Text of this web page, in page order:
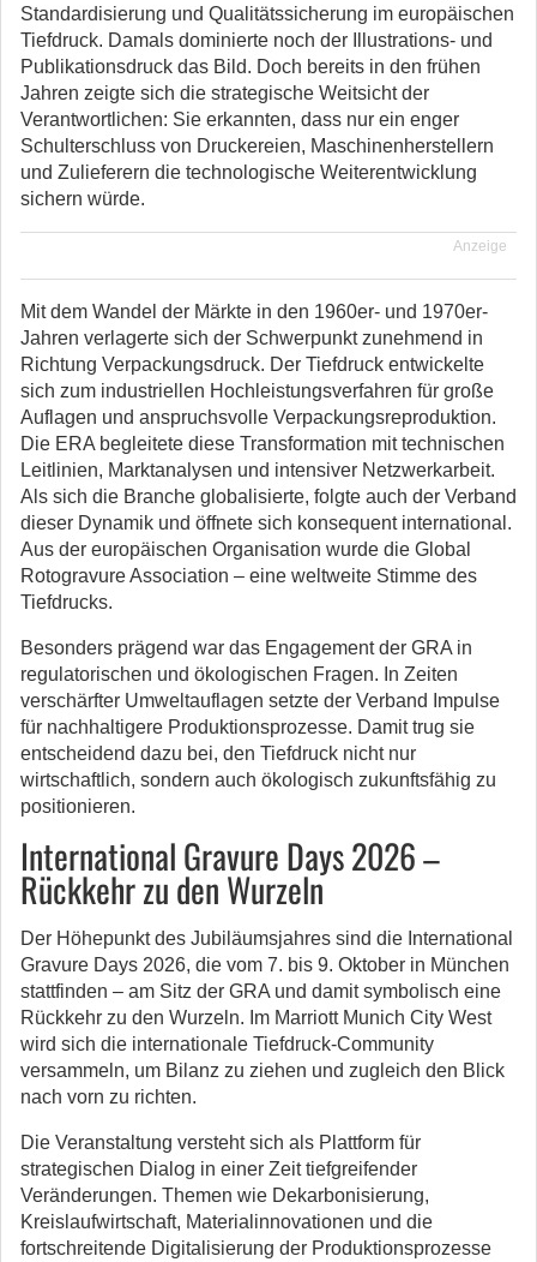
Standardisierung und Qualitätssicherung im europäischen
Tiefdruck. Damals dominierte noch der Illustrations- und
Publikationsdruck das Bild. Doch bereits in den frühen
Jahren zeigte sich die strategische Weitsicht der
Verantwortlichen: Sie erkannten, dass nur ein enger
Schulterschluss von Druckereien, Maschinenherstellern
und Zulieferern die technologische Weiterentwicklung
sichern würde.
Anzeige
Mit dem Wandel der Märkte in den 1960er- und 1970er-
Jahren verlagerte sich der Schwerpunkt zunehmend in
Richtung Verpackungsdruck. Der Tiefdruck entwickelte
sich zum industriellen Hochleistungsverfahren für große
Auflagen und anspruchsvolle Verpackungsreproduktion.
Die ERA begleitete diese Transformation mit technischen
Leitlinien, Marktanalysen und intensiver Netzwerkarbeit.
Als sich die Branche globalisierte, folgte auch der Verband
dieser Dynamik und öffnete sich konsequent international.
Aus der europäischen Organisation wurde die Global
Rotogravure Association – eine weltweite Stimme des
Tiefdrucks.
Besonders prägend war das Engagement der GRA in
regulatorischen und ökologischen Fragen. In Zeiten
verschärfter Umweltauflagen setzte der Verband Impulse
für nachhaltigere Produktionsprozesse. Damit trug sie
entscheidend dazu bei, den Tiefdruck nicht nur
wirtschaftlich, sondern auch ökologisch zukunftsfähig zu
positionieren.
International Gravure Days 2026 –
Rückkehr zu den Wurzeln
Der Höhepunkt des Jubiläumsjahres sind die International
Gravure Days 2026, die vom 7. bis 9. Oktober in München
stattfinden – am Sitz der GRA und damit symbolisch eine
Rückkehr zu den Wurzeln. Im Marriott Munich City West
wird sich die internationale Tiefdruck-Community
versammeln, um Bilanz zu ziehen und zugleich den Blick
nach vorn zu richten.
Die Veranstaltung versteht sich als Plattform für
strategischen Dialog in einer Zeit tiefgreifender
Veränderungen. Themen wie Dekarbonisierung,
Kreislaufwirtschaft, Materialinnovationen und die
fortschreitende Digitalisierung der Produktionsprozesse